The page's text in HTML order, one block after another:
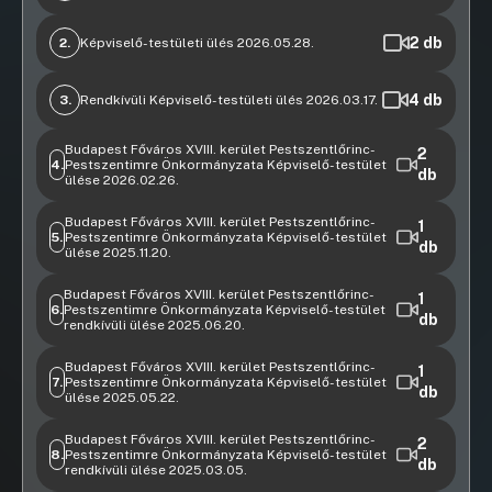
Napirendi előtt
2. Képviselő-testületi ülés 2026.05.28. 2 db
37. napirendi pont: Az InnoK Tudásmenedzsment
Intézet Nonprofit Kft. közszolgáltatási tevékenység
támogatás felhasználásáról szóló beszámolójának és
elszámolásának elfogadása KT-98
10:49:32
3. Rendkívüli Képviselő-testületi ülés 2026.03.17. 4 db
3. napirendi pont: Döntés a „Budapesti Liszt Ferenc
Repülőtér közúti elérhetőségének javítása”
Állam által folytatott területszerzés érdekében
kötendő kisajátítást helyettesítő adásvételi
szerződések tárgyában KT-66
09:09:41 09:20:58 09:24:56 09:24:59
4.
Budapest Főváros XVIII. kerület Pestszentlőrinc-
Pestszentimre Önkormányzata Képviselő-testület
ülése 2026.02.26.
2
db
Napirendi előtt
09:05:14
2025. évi költségvetéséről szóló 25/2024. (XII.19.)
önkormányzati rendelet módosításáról KT-52
09:25:39
5.
Budapest Főváros XVIII. kerület Pestszentlőrinc-
Pestszentimre Önkormányzata Képviselő-testület
ülése 2025.11.20.
1
db
16. napirendi pont: Elvi döntés emlékhely kialakítása
tárgyában
6.
Budapest Főváros XVIII. kerület Pestszentlőrinc-
Pestszentimre Önkormányzata Képviselő-testület
rendkívüli ülése 2025.06.20.
1
db
7. napirendi pont: A 2025. évi Ifjúsági Táborhely-
fejlesztési Programra benyújtott pályázat jóváhagyása
09:20:31
7.
Budapest Főváros XVIII. kerület Pestszentlőrinc-
Pestszentimre Önkormányzata Képviselő-testület
ülése 2025.05.22.
1
db
51. napirendi pont: Döntés a Pilisi Parkerdő Zártkörűen
Működő Részvénytársaság részére 2024. évben
8.
Budapest Főváros XVIII. kerület Pestszentlőrinc-
Pestszentimre Önkormányzata Képviselő-testület
rendkívüli ülése 2025.03.05.
2
db